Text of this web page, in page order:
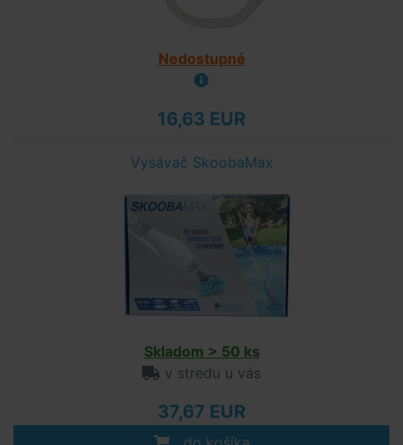
Nedostupné
16,63 EUR
Vysávač SkoobaMax
Skladom > 50 ks
v stredu u vás
37,67 EUR